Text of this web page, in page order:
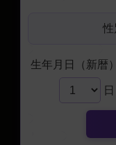
性
生年月日（新暦
日